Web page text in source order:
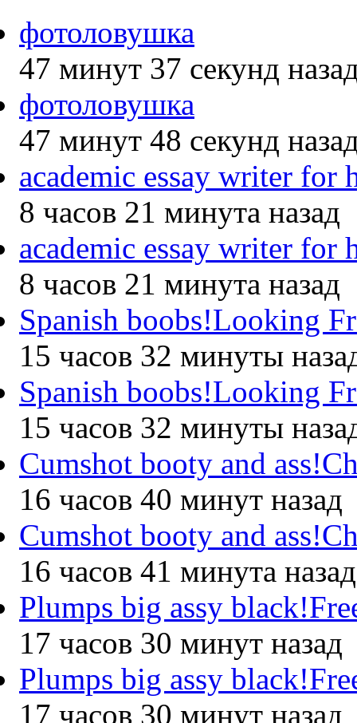
фотоловушка
47 минут 37 секунд
фотоловушка
47 минут 48 секунд
academic essay writer for
8 часов 21 минута назад
academic essay writer for
8 часов 21 минута назад
Spanish boobs!Looking
15 часов 32 минуты
Spanish boobs!Looking
15 часов 32 минуты
Cumshot booty and
16 часов 40 минут назад
Cumshot booty and
16 часов 41 минута назад
Plumps big assy
17 часов 30 минут назад
Plumps big assy
17 часов 30 минут назад